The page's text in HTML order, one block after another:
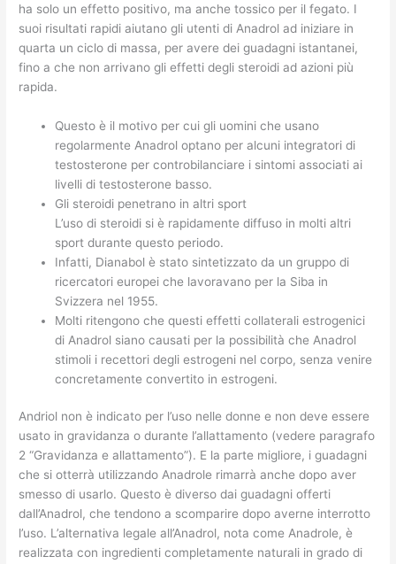
ha solo un effetto positivo, ma anche tossico per il fegato. I
suoi risultati rapidi aiutano gli utenti di Anadrol ad iniziare in
quarta un ciclo di massa, per avere dei guadagni istantanei,
fino a che non arrivano gli effetti degli steroidi ad azioni più
rapida.
Questo è il motivo per cui gli uomini che usano
regolarmente Anadrol optano per alcuni integratori di
testosterone per controbilanciare i sintomi associati ai
livelli di testosterone basso.
Gli steroidi penetrano in altri sport
L’uso di steroidi si è rapidamente diffuso in molti altri
sport durante questo periodo.
Infatti, Dianabol è stato sintetizzato da un gruppo di
ricercatori europei che lavoravano per la Siba in
Svizzera nel 1955.
Molti ritengono che questi effetti collaterali estrogenici
di Anadrol siano causati per la possibilità che Anadrol
stimoli i recettori degli estrogeni nel corpo, senza venire
concretamente convertito in estrogeni.
Andriol non è indicato per l’uso nelle donne e non deve essere
usato in gravidanza o durante l’allattamento (vedere paragrafo
2 “Gravidanza e allattamento”). E la parte migliore, i guadagni
che si otterrà utilizzando Anadrole rimarrà anche dopo aver
smesso di usarlo. Questo è diverso dai guadagni offerti
dall’Anadrol, che tendono a scomparire dopo averne interrotto
l’uso. L’alternativa legale all’Anadrol, nota come Anadrole, è
realizzata con ingredienti completamente naturali in grado di